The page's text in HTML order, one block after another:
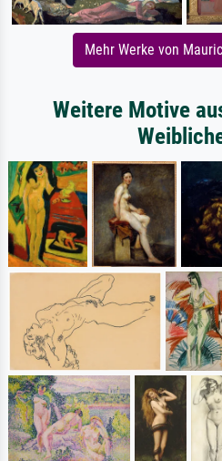
Mehr Werke von
Weitere Motive